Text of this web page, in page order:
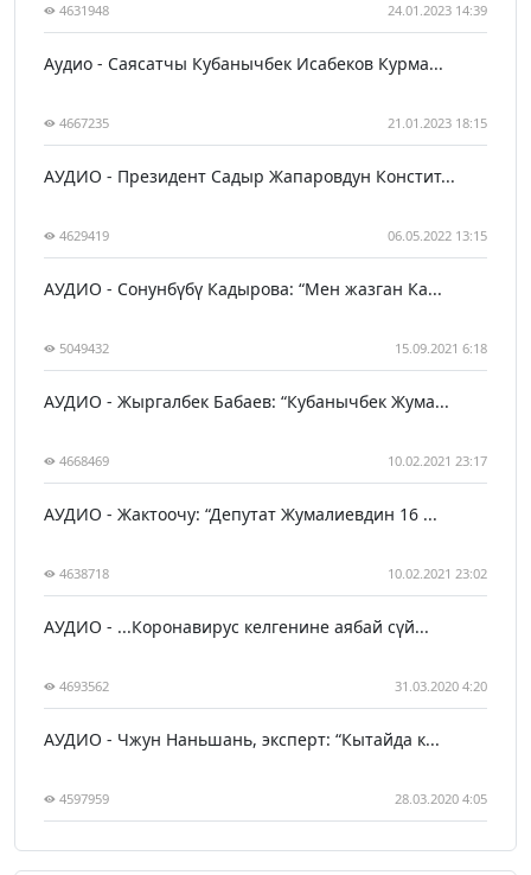
4631948 24.01.2023 14:39
Аудио - Саясатчы Кубанычбек Исабеков Курма...
4667235 21.01.2023 18:15
АУДИО - Президент Садыр Жапаровдун Констит...
4629419 06.05.2022 13:15
АУДИО - Сонунбүбү Кадырова: “Мен жазган Ка...
5049432 15.09.2021 6:18
АУДИО - Жыргалбек Бабаев: “Кубанычбек Жума...
4668469 10.02.2021 23:17
АУДИО - Жактоочу: “Депутат Жумалиевдин 16 ...
4638718 10.02.2021 23:02
АУДИО - ...Коронавирус келгенине аябай сүй...
4693562 31.03.2020 4:20
АУДИО - Чжун Наньшань, эксперт: “Кытайда к...
4597959 28.03.2020 4:05